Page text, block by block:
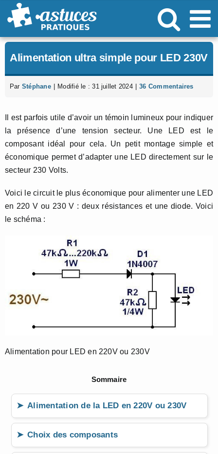
Passer
au
Alimentation ultra simple pour LED 230V
Par Stéphane Modifié le : 31 juillet 2024 36 Commentaires
Il est parfois utile d’avoir un témoin lumineux pour indiquer
la présence d’une tension secteur. Une LED est le
composant idéal pour cela. Un petit montage simple et
économique permet d’adapter une LED directement sur le
secteur 230 Volts.
Voici le circuit le plus économique pour alimenter une LED
en 220 V ou 230 V : deux résistances et une diode. Voici
le schéma :
Alimentation pour LED en 220V ou 230V
Sommaire
Alimentation de la LED en 220V ou 230V
Choix des composants